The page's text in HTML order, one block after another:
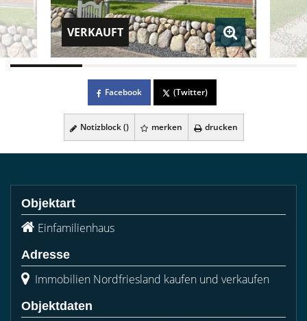
VERKAUFT
Facebook (Twitter)
Notizblock () merken drucken
Objektart
Einfamilienhaus
Adresse
Immobilien Nordfriesland kaufen und verkaufen
Objektdaten